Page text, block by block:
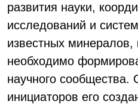
развития науки,
исследований и
известных
необходимо
научного
инициаторов его